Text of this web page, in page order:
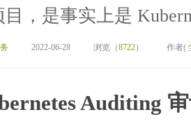
目，是事实上是
2022-06-28 浏览（8722） 作者(
Auditing